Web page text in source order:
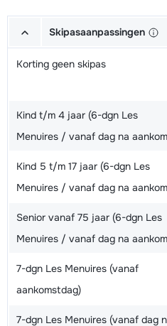
Skipasaanpassingen
Korting geen skipas
Kind t/m 4 jaar (6-dgn Les
Menuires / vanaf dag na
Kind 5 t/m 17 jaar (6-dgn Les
Menuires / vanaf dag na
Senior vanaf 75 jaar (6-dgn Les
Menuires / vanaf dag na
7-dgn Les Menuires (vanaf
aankomstdag)
7-dgn Les Menuires (vanaf dag